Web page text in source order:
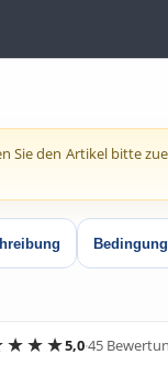
Sie den Artikel bitte
5,0·45